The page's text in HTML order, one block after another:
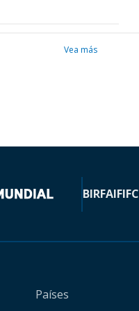
Vea más
BIRFAIFIFC
Países